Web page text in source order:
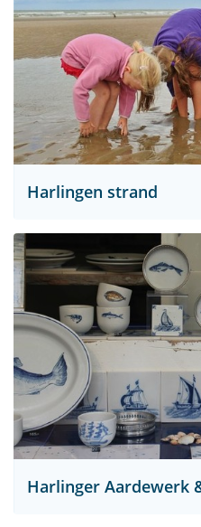
Harlingen strand
Harlinger Aardewerk